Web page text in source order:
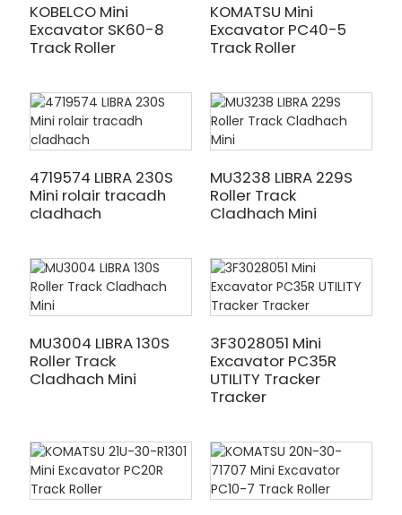
KOBELCO Mini
Excavator SK60-8
Track Roller
KOMATSU Mini
Excavator PC40-5
Track Roller
4719574 LIBRA 230S
Mini rolair tracadh
cladhach
MU3238 LIBRA 229S
Roller Track
Cladhach Mini
MU3004 LIBRA 130S
Roller Track
Cladhach Mini
3F3028051 Mini
Excavator PC35R
UTILITY Tracker
Tracker